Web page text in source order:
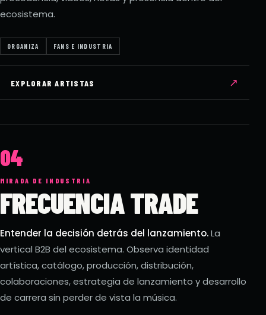
ecosistema.
ORGANIZA FANS E INDUSTRIA
EXPLORAR ARTISTAS ↗
04
MIRADA DE INDUSTRIA
FRECUENCIA TRADE
Entender la decisión detrás del lanzamiento.La
vertical B2B del ecosistema. Observa identidad
artística, catálogo, producción, distribución,
colaboraciones, estrategia de lanzamiento y desarrollo
de carrera sin perder de vista la música.